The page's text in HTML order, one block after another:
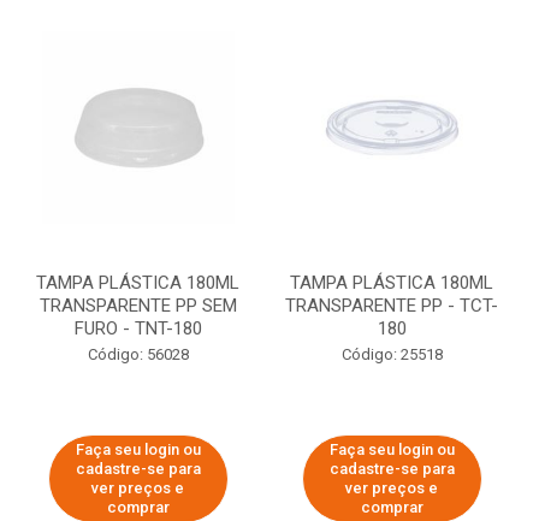
TAMPA PLÁSTICA 180ML
TRANSPARENTE PP SEM
FURO - TNT-180
Código: 56028
Faça seu login ou
cadastre-se para
ver preços e
comprar
TAMPA PLÁSTICA 180ML
TRANSPARENTE PP - TCT-
180
Código: 25518
Faça seu login ou
cadastre-se para
ver preços e
comprar